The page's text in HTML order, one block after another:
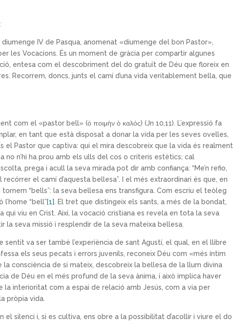
IV de Pasqua, anomenat «diumenge del bon Pastor»,
les Vocacions. És un moment de gràcia per compartir algunes
entesa com el descobriment del do gratuït de Déu que floreix en
Recorrem, doncs, junts el camí d’una vida veritablement bella, que
com el «pastor bell» (ὁ ποιμὴν ὁ καλός) (Jn 10,11). L’expressió fa
en tant que està disposat a donar la vida per les seves ovelles,
el Pastor que captiva: qui el mira descobreix que la vida és realment
no n’hi ha prou amb els ulls del cos o criteris estètics; cal
prega i acull la seva mirada pot dir amb confiança: “Me’n refio,
el camí d’aquesta bellesa”. I el més extraordinari és que, en
“bells”: la seva bellesa ens transfigura. Com escriu el teòleg
l’home “bell”[1]
. El tret que distingeix els sants, a més de la bondat,
qui viu en Crist. Així, la vocació cristiana es revela en tota la seva
seva missió i resplendir de la seva mateixa bellesa.
va ser també l’experiència de sant Agustí, el qual, en el llibre
els seus pecats i errors juvenils, reconeix Déu com «més íntim
la consciència de si mateix, descobreix la bellesa de la llum divina
de Déu en el més profund de la seva ànima, i això implica haver
interioritat com a espai de relació amb Jesús, com a via per
pròpia vida.
silenci i, si es cultiva, ens obre a la possibilitat d’acollir i viure el do